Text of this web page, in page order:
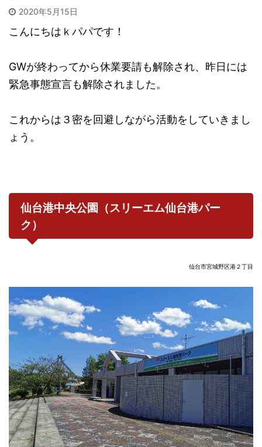
2020年5月15日
こんにちはｋパパです！
GWが終わってから休業要請も解除され、昨日には
緊急事態宣言も解除されました。
これからは３密を回避しながら活動をしていきまし
ょう。
仙台港中央公園（スリーエム仙台港パー
ク）
仙台市宮城野区港２丁目